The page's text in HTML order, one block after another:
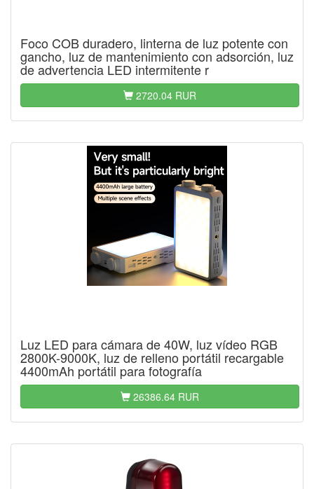
Foco COB duradero, linterna de luz potente con
gancho, luz de mantenimiento con adsorción, luz
de advertencia LED intermitente r
2720.04 RUR
Luz LED para cámara de 40W, luz vídeo RGB
2800K-9000K, luz de relleno portátil recargable
4400mAh portátil para fotografía
26386.64 RUR